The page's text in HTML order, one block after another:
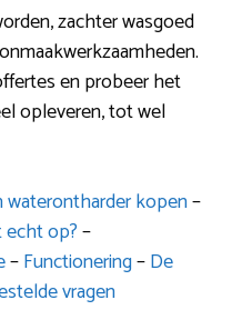
zachter wasgoed
en probeer het
opleveren, tot wel
waterontharder kopen–
op?–
–Functionering–De
vragen